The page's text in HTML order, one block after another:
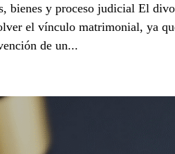
bienes y proceso judicial El
el vínculo matrimonial, ya
de un...